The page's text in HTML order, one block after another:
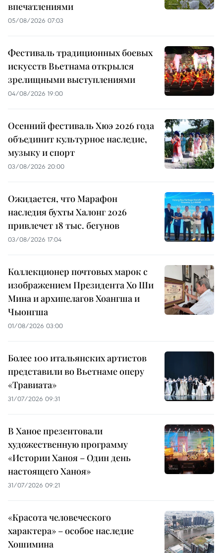
впечатлениями
05/08/2026 07:03
Фестиваль традиционных боевых
искусств Вьетнама открылся
зрелищными выступлениями
04/08/2026 19:00
Осенний фестиваль Хюэ 2026 года
объединит культурное наследие,
музыку и спорт
03/08/2026 20:00
Ожидается, что Марафон
наследия бухты Халонг 2026
привлечет 18 тыс. бегунов
03/08/2026 17:04
Коллекционер почтовых марок с
изображением Президента Хо Ши
Мина и архипелагов Хоангша и
Чыонгша
01/08/2026 03:00
Более 100 итальянских артистов
представили во Вьетнаме оперу
«Травиата»
31/07/2026 09:31
В Ханое презентовали
художественную программу
«Истории Ханоя – Один день
настоящего Ханоя»
31/07/2026 09:21
«Красота человеческого
характера» – особое наследие
Хошимина